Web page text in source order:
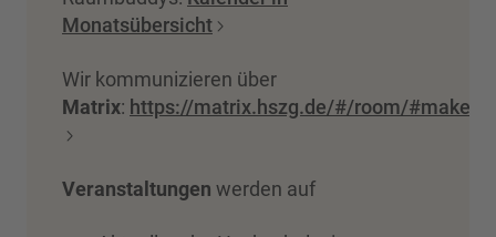
Monatsübersicht
Wir kommunizieren über
Matrix: https://matrix.hszg.de/#/room/
Veranstaltungen werden auf